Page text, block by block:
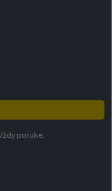
poruke.
súborov cookie v
cookie nájdete
údajov. Ponúkame
cookie (rozšírené